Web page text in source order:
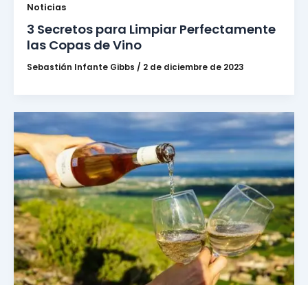
Noticias
3 Secretos para Limpiar Perfectamente
las Copas de Vino
Sebastián Infante Gibbs / 2 de diciembre de 2023